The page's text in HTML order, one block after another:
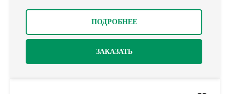
ПОДРОБНЕЕ
ЗАКАЗАТЬ